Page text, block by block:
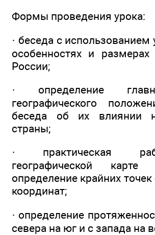
Формы проведения урока:
· беседа с использованием
особенностях и размерах
России;
· определение
географического
беседа об их влиянии
страны;
· практическая
географической
определение крайних
координат;
· определение
севера на юг и с запада на